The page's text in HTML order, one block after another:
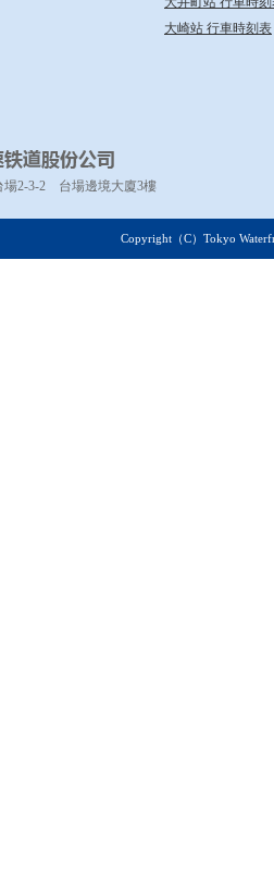
大崎站 行車時刻表
場2-3-2 台場邊境大廈3樓
Copyright（C）Tokyo